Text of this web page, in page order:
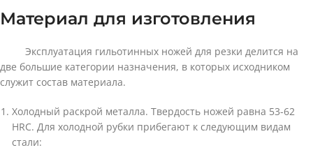
Материал для изготовления
Эксплуатация гильотинных ножей для резки делится на
две большие категории назначения, в которых исходником
служит состав материала.
Холодный раскрой металла. Твердость ножей равна 53-62
HRC. Для холодной рубки прибегают к следующим видам
стали: ­